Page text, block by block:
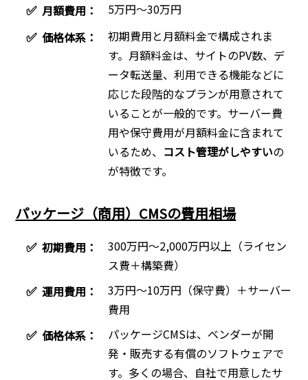
✅ 月額費用： 5万円〜30万円
✅ 価格体系：
初期費用と月額料金で構成されま
す。月額料金は、サイトのPV数、デ
ータ転送量、利用できる機能などに
応じた段階的なプランが用意されて
いることが一般的です。サーバー費
用や保守費用が月額料金に含まれて
いるため、 コスト管理がしやすいの
が特徴です。
パッケージ（商用）CMSの費用相場
✅ 初期費用：
300万円〜2,000万円以上（ライセン
ス費＋構築費）
✅ 運用費用：
3万円〜10万円（保守費）＋サーバー
費用
✅ 価格体系：
パッケージCMSは、ベンダーが開
発・販売する有償のソフトウェアで
す。多くの場合、自社で用意したサ